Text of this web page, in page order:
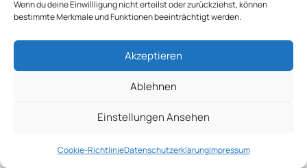
Wenn du deine Einwillligung nicht erteilst oder zurückziehst, können
bestimmte Merkmale und Funktionen beeinträchtigt werden.
Akzeptieren
Ablehnen
Einstellungen Ansehen
Cookie-RichtlinieDatenschutzerklärungImpressum
Anwohnern Und
Besuchern
Räumung von öffentlichen Flächen
Bestandteil der Stadtpflege, der für Ordnung und
umfassen die gründliche Reinigung und